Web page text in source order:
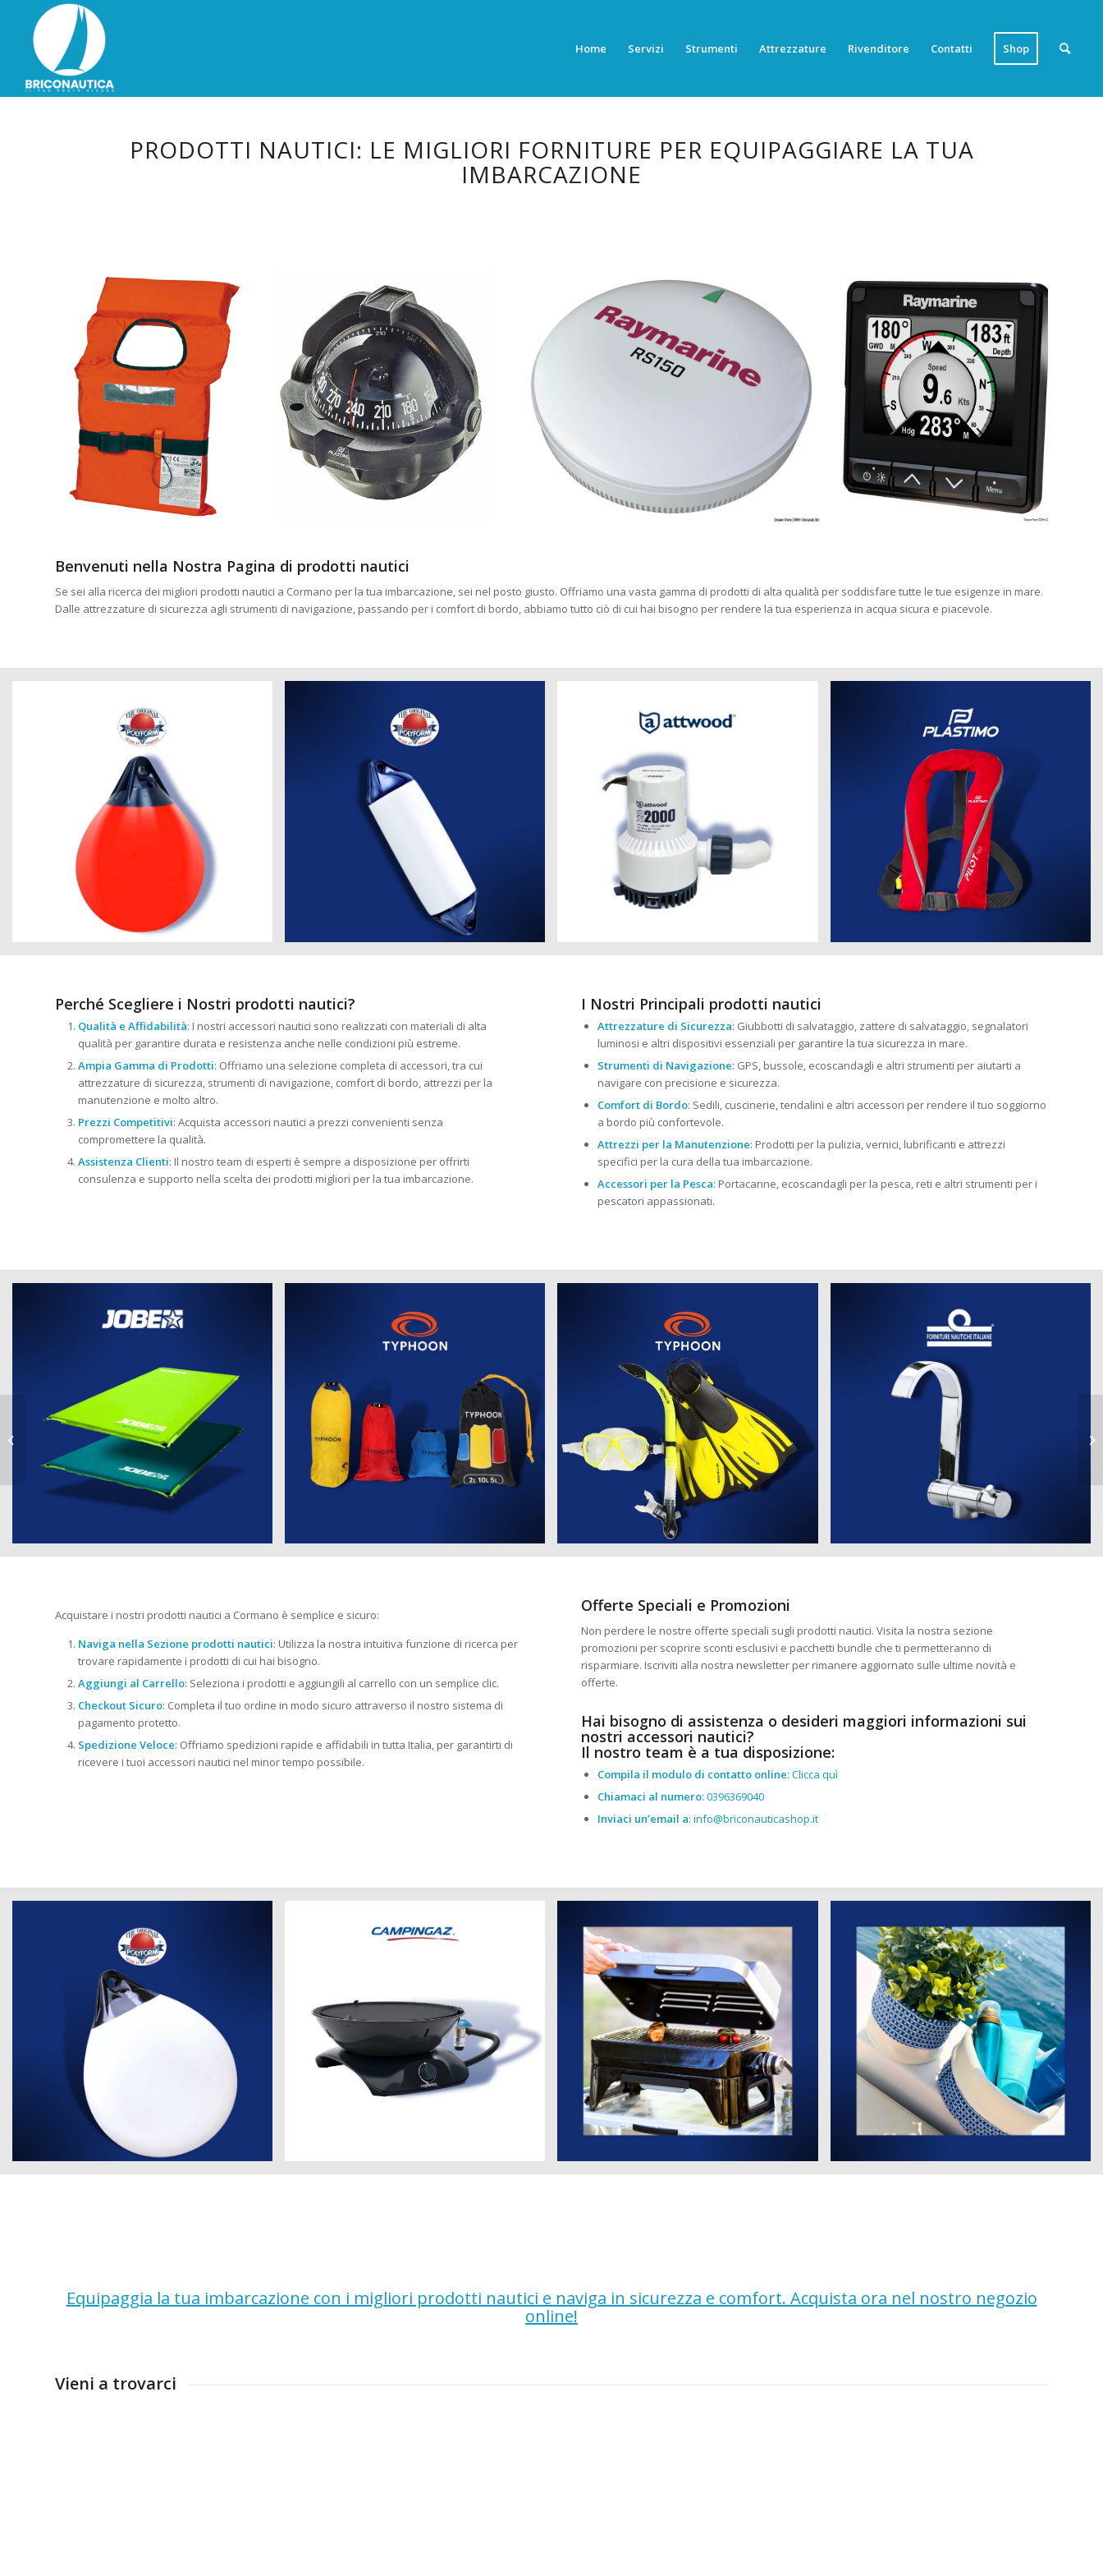
Home Servizi Strumenti Attrezzature Rivenditore Contatti Shop
PRODOTTI NAUTICI: LE MIGLIORI FORNITURE PER EQUIPAGGIARE LA TUA
IMBARCAZIONE
Benvenuti nella Nostra Pagina di prodotti nautici
Se sei alla ricerca dei migliori prodotti nautici a Cormano per la tua imbarcazione, sei nel posto giusto. Offriamo una vasta gamma di prodotti di alta qualità per soddisfare tutte le tue esigenze in mare.
Dalle attrezzature di sicurezza agli strumenti di navigazione, passando per i comfort di bordo, abbiamo tutto ciò di cui hai bisogno per rendere la tua esperienza in acqua sicura e piacevole.
Perché Scegliere i Nostri prodotti nautici?
Qualità e Affidabilità: I nostri accessori nautici sono realizzati con materiali di alta
qualità per garantire durata e resistenza anche nelle condizioni più estreme.
Ampia Gamma di Prodotti: Offriamo una selezione completa di accessori, tra cui
attrezzature di sicurezza, strumenti di navigazione, comfort di bordo, attrezzi per la
manutenzione e molto altro.
Prezzi Competitivi: Acquista accessori nautici a prezzi convenienti senza
compromettere la qualità.
Assistenza Clienti: Il nostro team di esperti è sempre a disposizione per offrirti
consulenza e supporto nella scelta dei prodotti migliori per la tua imbarcazione.
I Nostri Principali prodotti nautici
Attrezzature di Sicurezza: Giubbotti di salvataggio, zattere di salvataggio, segnalatori
luminosi e altri dispositivi essenziali per garantire la tua sicurezza in mare.
Strumenti di Navigazione: GPS, bussole, ecoscandagli e altri strumenti per aiutarti a
navigare con precisione e sicurezza.
Comfort di Bordo: Sedili, cuscinerie, tendalini e altri accessori per rendere il tuo soggiorno
a bordo più confortevole.
Attrezzi per la Manutenzione: Prodotti per la pulizia, vernici, lubrificanti e attrezzi
specifici per la cura della tua imbarcazione.
Accessori per la Pesca: Portacanne, ecoscandagli per la pesca, reti e altri strumenti per i
pescatori appassionati.
Acquistare i nostri prodotti nautici a Cormano è semplice e sicuro:
Naviga nella Sezione prodotti nautici: Utilizza la nostra intuitiva funzione di ricerca per
trovare rapidamente i prodotti di cui hai bisogno.
Aggiungi al Carrello: Seleziona i prodotti e aggiungili al carrello con un semplice clic.
Checkout Sicuro: Completa il tuo ordine in modo sicuro attraverso il nostro sistema di
pagamento protetto.
Spedizione Veloce: Offriamo spedizioni rapide e affidabili in tutta Italia, per garantirti di
ricevere i tuoi accessori nautici nel minor tempo possibile.
Offerte Speciali e Promozioni
Non perdere le nostre offerte speciali sugli prodotti nautici. Visita la nostra sezione
promozioni per scoprire sconti esclusivi e pacchetti bundle che ti permetteranno di
risparmiare. Iscriviti alla nostra newsletter per rimanere aggiornato sulle ultime novità e
offerte.
Hai bisogno di assistenza o desideri maggiori informazioni sui
nostri accessori nautici?
Il nostro team è a tua disposizione:
Compila il modulo di contatto online:Clicca quì
Chiamaci al numero:0396369040
Inviaci un’email a:info@briconauticashop.it
Equipaggia la tua imbarcazione con i migliori prodotti nautici e naviga in sicurezza e comfort. Acquista ora nel nostro negozio
online!
Vieni a trovarci
prodotti nautici a Corbetta